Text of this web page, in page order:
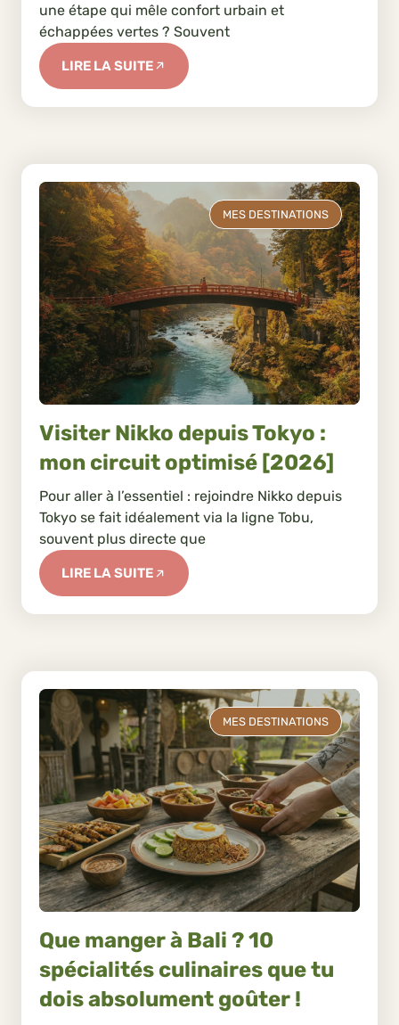
une étape qui mêle confort urbain et
échappées vertes ? Souvent
LIRE LA SUITE
MES DESTINATIONS
Visiter Nikko depuis Tokyo :
mon circuit optimisé [2026]
Pour aller à l’essentiel : rejoindre Nikko depuis
Tokyo se fait idéalement via la ligne Tobu,
souvent plus directe que
LIRE LA SUITE
MES DESTINATIONS
Que manger à Bali ? 10
spécialités culinaires que tu
dois absolument goûter !